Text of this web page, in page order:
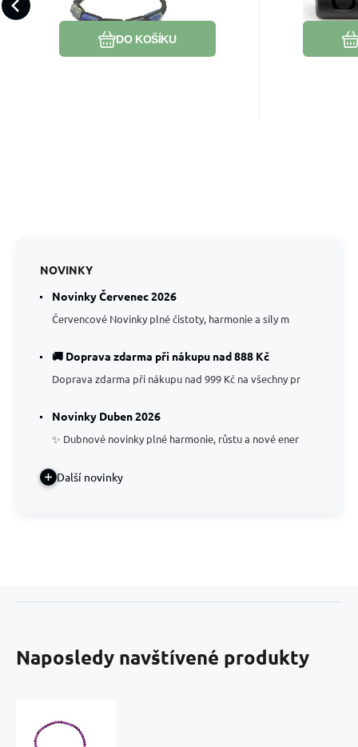
harmonie
DO KOŠÍKU
Oblíbený
Porovnat
vrátí jasnost a směr.
1 kus,
NOVINKY
Novinky Červenec 2026
Červencové Novinky plné čistoty, harmonie a síly m
🚚 Doprava zdarma při nákupu nad 888 Kč
Doprava zdarma při nákupu nad 999 Kč na všechny pr
Novinky Duben 2026
✨ Dubnové novinky plné harmonie, růstu a nové ener
Další novinky
Naposledy navštívené produkty